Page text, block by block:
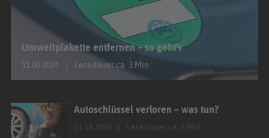
Umweltplakette entfernen – so geht’s
11.06.2024 Lesedauer ca. 3 Min
Autoschlüssel verloren – was tun?
01.04.2024 Lesedauer ca. 4 Min